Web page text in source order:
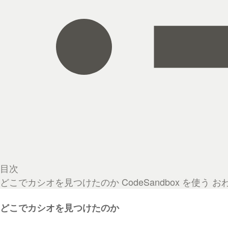
目次
どこでカシオを見つけたのか CodeSandbox を使う お
どこでカシオを見つけたのか